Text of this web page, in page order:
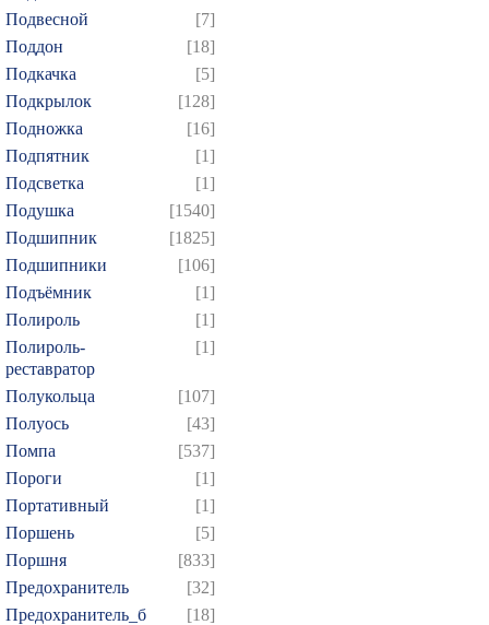
Подвесной
[7]
Поддон
[18]
Подкачка
[5]
Подкрылок
[128]
Подножка
[16]
Подпятник
[1]
Подсветка
[1]
Подушка
[1540]
Подшипник
[1825]
Подшипники
[106]
Подъёмник
[1]
Полироль
[1]
Полироль-
реставратор
[1]
Полукольца
[107]
Полуось
[43]
Помпа
[537]
Пороги
[1]
Портативный
[1]
Поршень
[5]
Поршня
[833]
Предохранитель
[32]
Предохранитель_б
[18]